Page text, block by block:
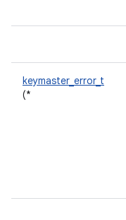
keymaster_error_t
(*